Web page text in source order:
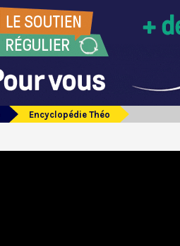
Encyclopédie Théo